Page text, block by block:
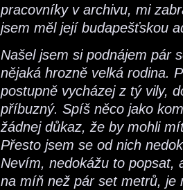
pracovníky v archivu, mi
jsem měl její budapešťskou
Našel jsem si podnájem pár
nějaká hrozně velká rodina.
postupně vycházej z tý vily,
příbuzný. Spíš něco jako
žádnej důkaz, že by mohli
Přesto jsem se od nich
Nevím, nedokážu to popsat,
na míň než pár set metrů, je